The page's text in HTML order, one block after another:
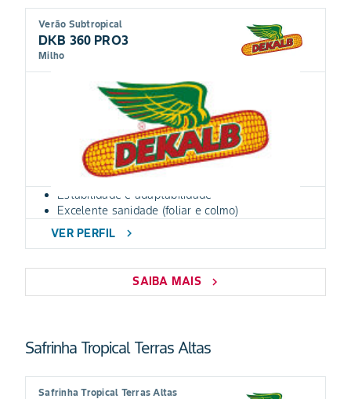
Verão Subtropical
DKB 360 PRO3
Milho
Estabilidade e adaptabilidade
Excelente sanidade (foliar e colmo)
VER PERFIL
chevron_right
SAIBA MAIS chevron_right
Safrinha Tropical Terras Altas
Safrinha Tropical Terras Altas